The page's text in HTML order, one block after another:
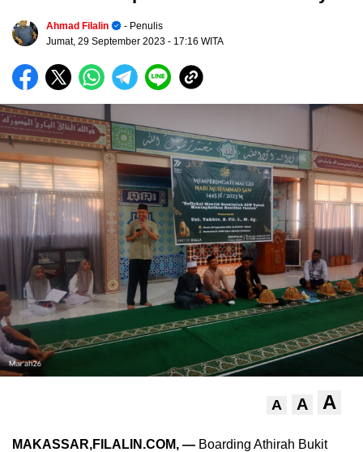
Ahmad Filalin
- Penulis
Jumat, 29 September 2023 - 17:16 WITA
A A A
MAKASSAR,FILALIN.COM, — Boarding Athirah Bukit